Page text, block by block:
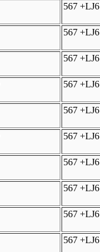
567 +LJ6
567 +LJ6
567 +LJ6
567
567
567
567 +LJ6
567 +LJ6
567 +LJ6
567 +LJ6